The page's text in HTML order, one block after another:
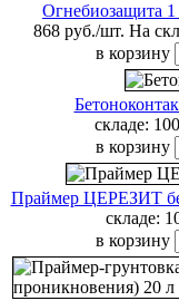
Огнебиозащита
868 руб./шт. На
в корзину
складе:
в корзину
Праймеp ЦЕРЕЗИТ
складе:
в корзину